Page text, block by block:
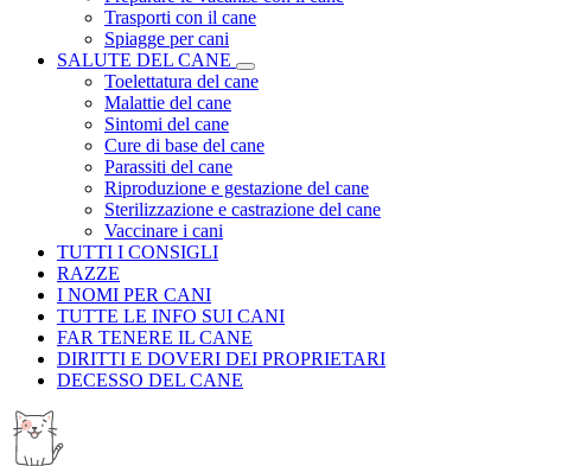
Trasporti con il cane
Spiagge per cani
SALUTE DEL CANE
Toelettatura del cane
Malattie del cane
Sintomi del cane
Cure di base del cane
Parassiti del cane
Riproduzione e gestazione del cane
Sterilizzazione e castrazione del cane
Vaccinare i cani
TUTTI I CONSIGLI
RAZZE
I NOMI PER CANI
TUTTE LE INFO SUI CANI
FAR TENERE IL CANE
DIRITTI E DOVERI DEI PROPRIETARI
DECESSO DEL CANE